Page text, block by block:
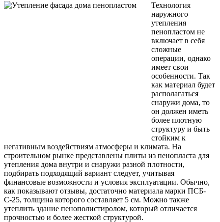
Технология
наружного
утепления
пенопластом не
включает в себя
сложные
операции, однако
имеет свои
особенности. Так
как материал будет
располагаться
снаружи дома, то
он должен иметь
более плотную
структуру и быть
стойким к
негативным воздействиям атмосферы и климата. На
строительном рынке представлены плиты из пенопласта для
утепления дома внутри и снаружи разной плотности,
подбирать подходящий вариант следует, учитывая
финансовые возможности и условия эксплуатации. Обычно,
как показывают отзывы, достаточно материала марки ПСБ-
С-25, толщина которого составляет 5 см. Можно также
утеплить здание пенополистиролом, который отличается
прочностью и более жесткой структурой.